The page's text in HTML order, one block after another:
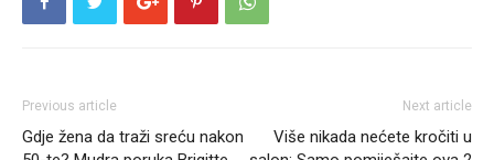
Previous article
Gdje žena da traži sreću nakon
Next article
Više nikada nećete kročiti u